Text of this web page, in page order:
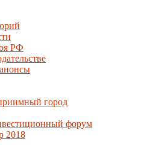
РФ
город
форум
2018